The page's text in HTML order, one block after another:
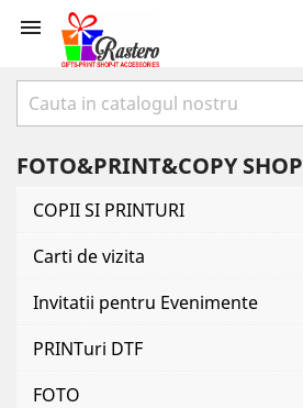

FOTO&PRINT&COPY SHOP
COPII SI PRINTURI
Carti de vizita
Invitatii pentru Evenimente
PRINTuri DTF
FOTO